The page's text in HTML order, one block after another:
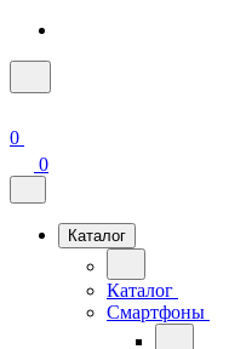
0
0
Каталог
Каталог
Смартфоны